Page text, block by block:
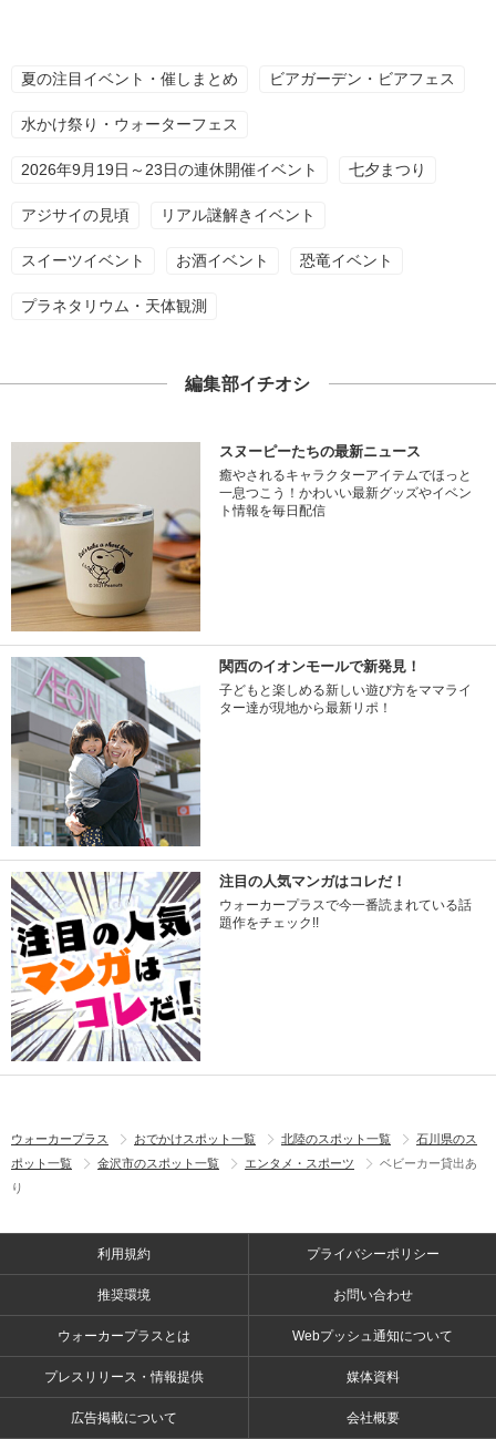
夏の注目イベント・催しまとめ ビアガーデン・ビアフェス
水かけ祭り・ウォーターフェス
2026年9月19日～23日の連休開催イベント 七夕まつり
アジサイの見頃 リアル謎解きイベント
スイーツイベント お酒イベント 恐竜イベント
プラネタリウム・天体観測
編集部イチオシ
スヌーピーたちの最新ニュース
癒やされるキャラクターアイテムでほっと
一息つこう！かわいい最新グッズやイベン
ト情報を毎日配信
関西のイオンモールで新発見！
子どもと楽しめる新しい遊び方をママライ
ター達が現地から最新リポ！
注目の人気マンガはコレだ！
ウォーカープラスで今一番読まれている話
題作をチェック!!
ウォーカープラス おでかけスポット一覧 北陸のスポット一覧
石川県のス
ポット一覧
金沢市のスポット一覧 エンタメ・スポーツ
ベビーカー貸出あ
り
利用規約 プライバシーポリシー
推奨環境 お問い合わせ
ウォーカープラスとは Webプッシュ通知について
プレスリリース・情報提供 媒体資料
広告掲載について 会社概要